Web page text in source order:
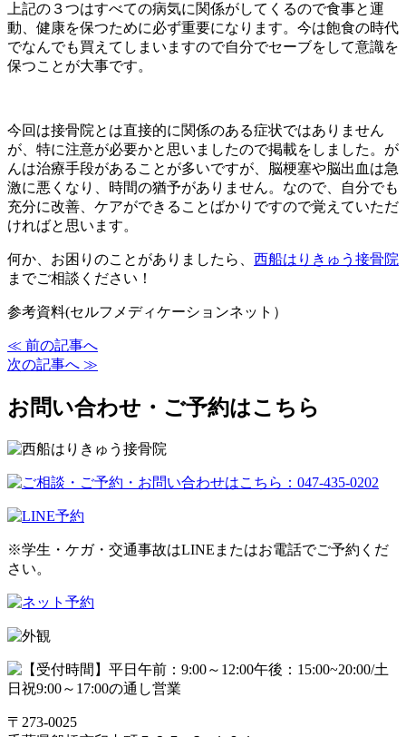
上記の３つはすべての病気に関係がしてくるので食事と運
動、健康を保つために必ず重要になります。今は飽食の時代
でなんでも買えてしまいますので自分でセーブをして意識を
保つことが大事です。
今回は接骨院とは直接的に関係のある症状ではありません
が、特に注意が必要かと思いましたので掲載をしました。が
んは治療手段があることが多いですが、脳梗塞や脳出血は急
激に悪くなり、時間の猶予がありません。なので、自分でも
充分に改善、ケアができることばかりですので覚えていただ
ければと思います。
何か、お困りのことがありましたら、 西船はりきゅう接骨院
までご相談ください！
参考資料(セルフメディケーションネット）
≪ 前の記事へ
次の記事へ ≫
お問い合わせ・ご予約はこちら
※学生・ケガ・交通事故はLINEまたはお電話でご予約くだ
さい。
〒273-0025